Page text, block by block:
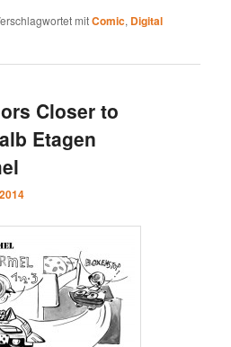
mitComic, Digital
Closer to
Etagen